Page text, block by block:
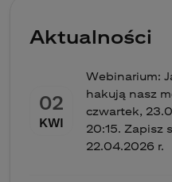
Aktualności
02
KWI
Webinarium:
hakują nasz
czwartek,
20:15. Zapisz
22.04.2026 r.